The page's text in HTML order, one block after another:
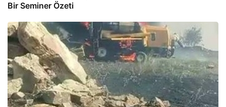
Bir Seminer Özeti